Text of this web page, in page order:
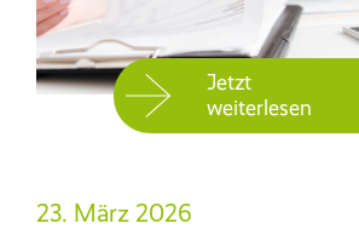
Jetzt
weiterlesen
23. März 2026